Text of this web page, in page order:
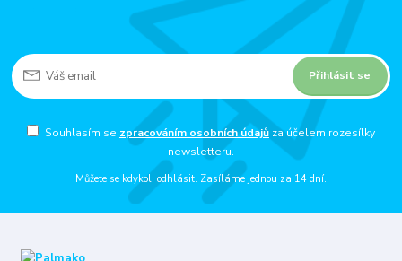
Přihlásit se
Souhlasím se zpracováním osobních údajůza účelem rozesílky
newsletteru.
Můžete se kdykoli odhlásit. Zasíláme jednou za 14 dní.